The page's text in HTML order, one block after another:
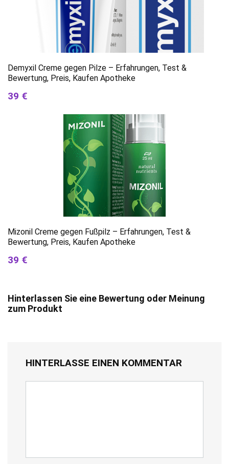
Demyxil Creme gegen Pilze – Erfahrungen, Test &
Bewertung, Preis, Kaufen Apotheke
39 €
Mizonil Creme gegen Fußpilz – Erfahrungen, Test &
Bewertung, Preis, Kaufen Apotheke
39 €
Hinterlassen Sie eine Bewertung oder Meinung
zum Produkt
HINTERLASSE EINEN KOMMENTAR